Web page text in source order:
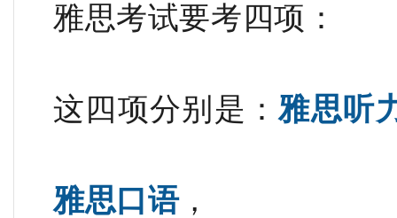
雅思考试要考四项：
这四项分别是：雅思听
雅思口语，